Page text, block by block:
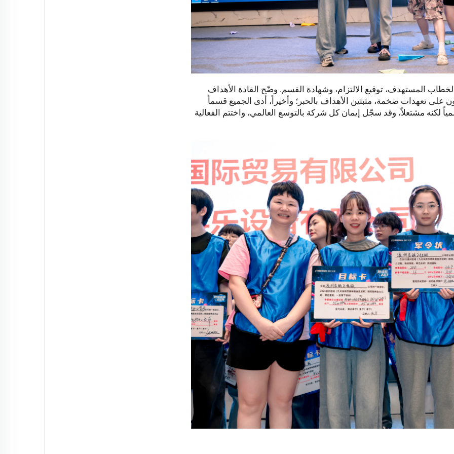
المستهدف، توقيع الالتزام، وشهادة القسم. وضّح القادة الأهداف
على تعهدات ضخمة، مثبتين الأهداف بالحبر؛ وأخيراً، أدى الجميع قسماً
لكنه مشتعلاً، وقد سجّل إيمان كل شركة بالتوسع العالمي، واختتم الفعالية